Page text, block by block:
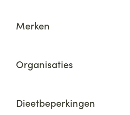
Merken
Organisaties
Dieetbeperkingen